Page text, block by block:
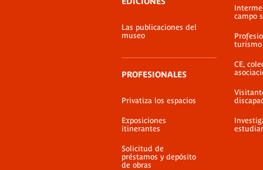
Las publicaciones del
museo
PROFESIONALES
Privatiza los espacios
Exposiciones
itinerantes
Solicitud de
préstamos y depósito
de obras
campo
turismo
CE,